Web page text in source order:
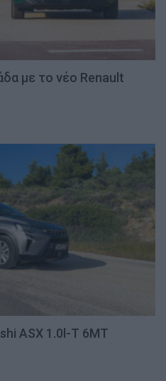
με το νέο Renault
ASX 1.0l-T 6MT